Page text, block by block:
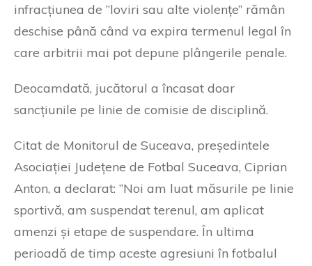
infracțiunea de ”loviri sau alte violențe” rămân
deschise până când va expira termenul legal în
care arbitrii mai pot depune plângerile penale.
Deocamdată, jucătorul a încasat doar
sancțiunile pe linie de comisie de disciplină.
Citat de Monitorul de Suceava, președintele
Asociației Județene de Fotbal Suceava, Ciprian
Anton, a declarat: ”Noi am luat măsurile pe linie
sportivă, am suspendat terenul, am aplicat
amenzi și etape de suspendare. În ultima
perioadă de timp aceste agresiuni în fotbalul